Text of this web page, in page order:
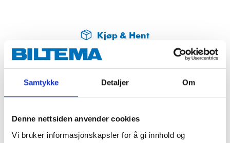
Samtykke Detaljer Om
Denne nettsiden anvender cookies
Vi bruker informasjonskapsler for å gi innhold og
Kjøp & Hent
Kjøp & Hent i ditt varehus.